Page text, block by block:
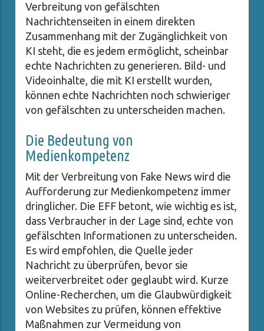
Verbreitung von gefälschten
Nachrichtenseiten in einem direkten
Zusammenhang mit der Zugänglichkeit von
KI steht, die es jedem ermöglicht, scheinbar
echte Nachrichten zu generieren. Bild- und
Videoinhalte, die mit KI erstellt wurden,
können echte Nachrichten noch schwieriger
von gefälschten zu unterscheiden machen.
Die Bedeutung von
Medienkompetenz
Mit der Verbreitung von Fake News wird die
Aufforderung zur Medienkompetenz immer
dringlicher. Die EFF betont, wie wichtig es ist,
dass Verbraucher in der Lage sind, echte von
gefälschten Informationen zu unterscheiden.
Es wird empfohlen, die Quelle jeder
Nachricht zu überprüfen, bevor sie
weiterverbreitet oder geglaubt wird. Kurze
Online-Recherchen, um die Glaubwürdigkeit
von Websites zu prüfen, können effektive
Maßnahmen zur Vermeidung von